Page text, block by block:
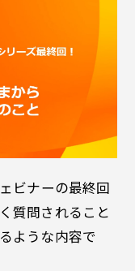
ビナーの最終回
質問されること
ような内容で